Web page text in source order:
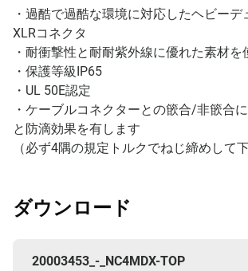
・過酷で過酷な環境に対応したヘビー
XLRコネクタ
・耐衝撃性と耐耐紫外線に優れた素材を
・保護等級IP65
・UL 50E認定
・ケーブルコネクターとの篏合/非篏合
と防滴効果を有します
（必ず4隅の規定トルクでねじ締めして
ダウンロード
20003453_-_NC4MDX-TOP